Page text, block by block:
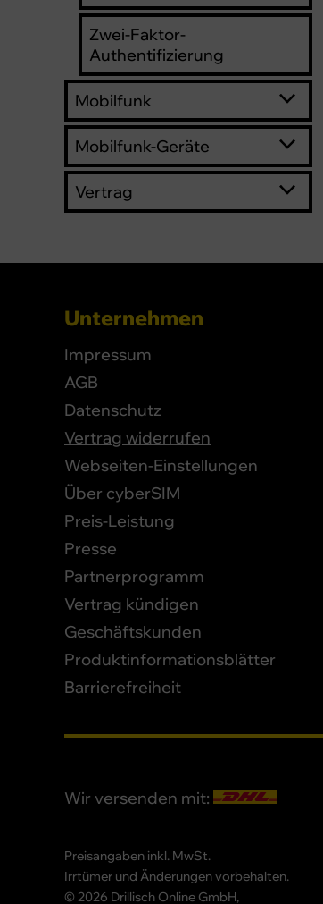
Zwei-Faktor-
Authentifizierung
Mobilfunk
Mobilfunk-Geräte
Vertrag
Unternehmen
Impressum
AGB
Datenschutz
Vertrag widerrufen
Webseiten-Einstellungen
Über cyberSIM
Preis-Leistung
Presse
Partnerprogramm
Vertrag kündigen
Geschäftskunden
Produktinformationsblätter
Barrierefreiheit
Wir versenden mit:
Preisangaben inkl. MwSt.
Irrtümer und Änderungen vorbehalten.
© 2026 Drillisch Online GmbH,